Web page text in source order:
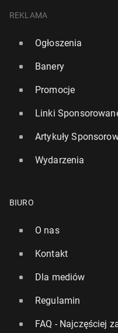
REKLAMA
Ogłoszenia
Banery
Promocje
Linki
Artykuły
Wydarzenia
BIURO
O nas
Kontakt
Dla mediów
Regulamin
FAQ - Najczęściej